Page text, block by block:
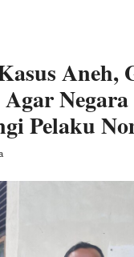
Aneh,
Pelaku